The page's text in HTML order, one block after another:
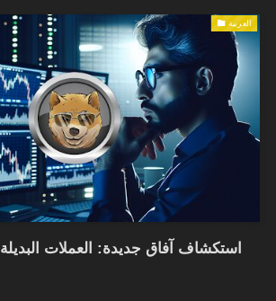
العربية
استكشاف آفاق جديدة: العملات البديلة